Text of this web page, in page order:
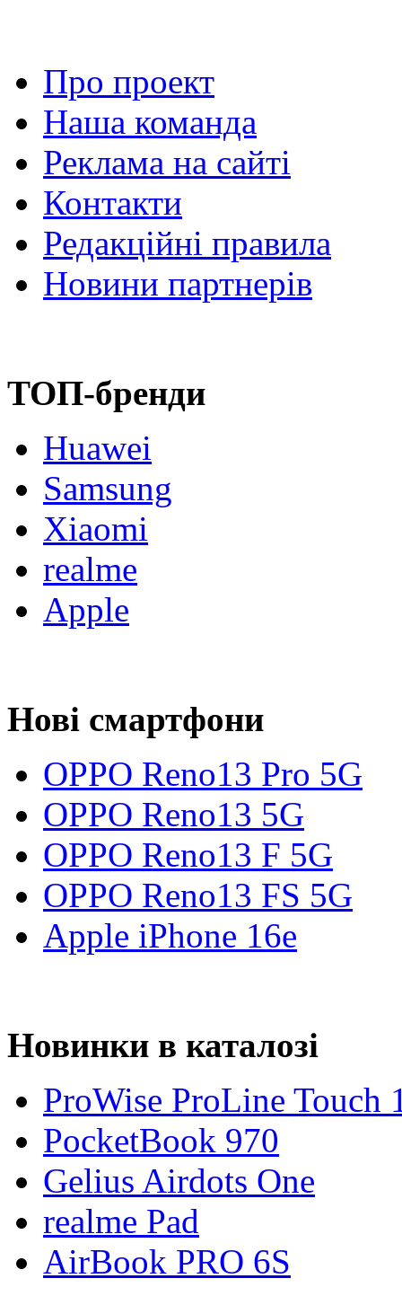
Про проект
Наша команда
Реклама на сайті
Контакти
Редакційні правила
Новини партнерів
ТОП-бренди
Huawei
Samsung
Xiaomi
realme
Apple
Нові смартфони
OPPO Reno13 Pro 5G
OPPO Reno13 5G
OPPO Reno13 F 5G
OPPO Reno13 FS 5G
Apple iPhone 16e
Новинки в каталозі
ProWise ProLine Touch
PocketBook 970
Gelius Airdots One
realme Pad
AirBook PRO 6S